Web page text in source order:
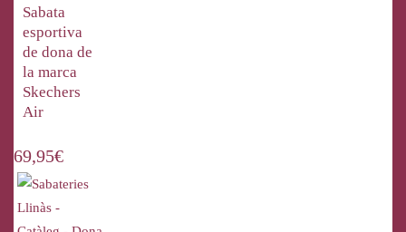
Sabata
esportiva
de dona de
la marca
Skechers
Air
69,95€